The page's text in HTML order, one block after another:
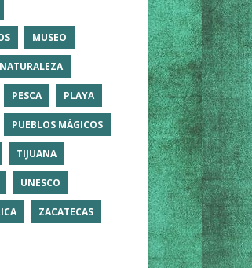
MUSEO
NATURALEZA
PESCA PLAYA
PUEBLOS MÁGICOS
TIJUANA
UNESCO
ZACATECAS